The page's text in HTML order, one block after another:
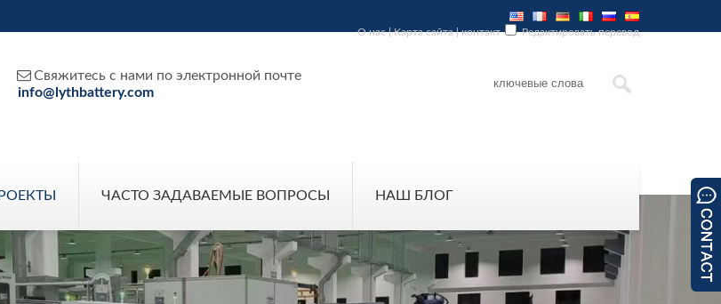
О нас|Карта сайта|контакт Редактировать перевод
Свяжитесь с нами по электронной почте
info@lythbattery.com
ЧАСТО ЗАДАВАЕМЫЕ ВОПРОСЫ НАШ БЛОГ